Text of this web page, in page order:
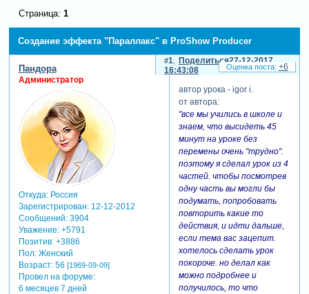
Создание эффекта "Параллакс" в ProShow Producer
Страница: 1
Поделиться
1
27-12-2017
16:43:08
Пандора
Администратор
Откуда:Россия
Зарегистрирован: 12-12-2012
Сообщений:3904
Уважение: +5791
Позитив: +3886
Пол:Женский
Возраст:56 [1969-09-09]
Провел на форуме:
6 месяцев 7 дней
автор урока - igor i.
от автора:
"все мы учились в школе и
знаем, что высидеть 45
минут на уроке без
перемены очень "трудно".
поэтому я сделал урок из 4
частей. чтобы посмотрев
одну часть вы могли бы
подумать, попробовать
повторить какие то
действия, и идти дальше,
если тема вас зацепит.
хотелось сделать урок
покороче. но делал как
можно подробнее и
получилось, то что
+6